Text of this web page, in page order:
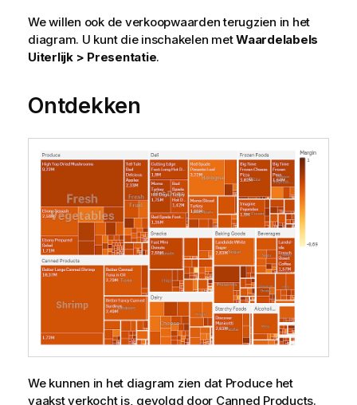
We willen ook de verkoopwaarden terugzien in het
diagram. U kunt die inschakelen metWaardelabels
Uiterlijk > Presentatie.
Ontdekken
We kunnen in het diagram zien dat Producehet
vaakst verkocht is, gevolgd door Canned Products.